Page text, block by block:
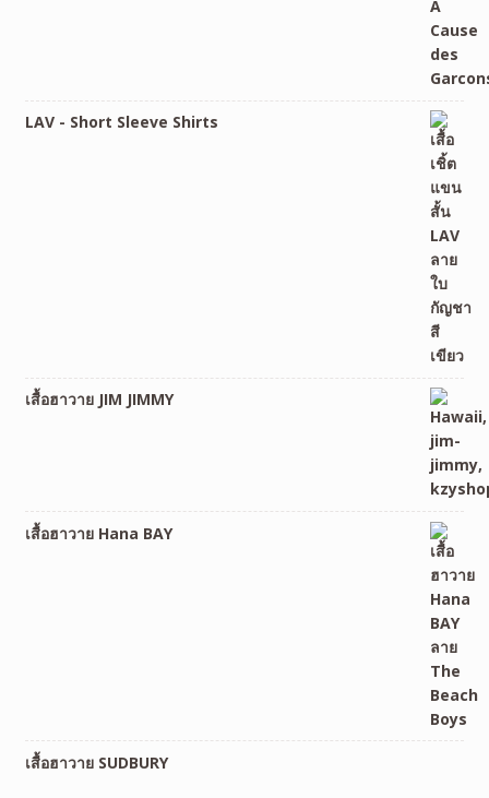
LAV - Short Sleeve Shirts
เสื้อฮาวาย JIM JIMMY
เสื้อฮาวาย Hana BAY
เสื้อฮาวาย SUDBURY